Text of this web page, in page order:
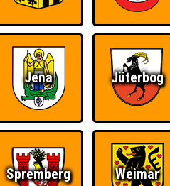
Jena Jüterbog
Spremberg Weimar